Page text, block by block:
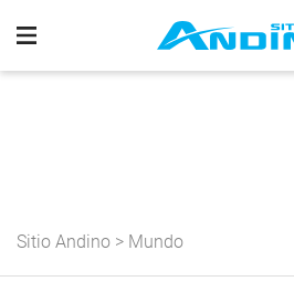
Sitio Andino > Mundo